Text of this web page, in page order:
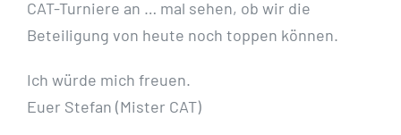
CAT-Turniere an … mal sehen, ob wir die
Beteiligung von heute noch toppen können.
Ich würde mich freuen.
Euer Stefan (Mister CAT)